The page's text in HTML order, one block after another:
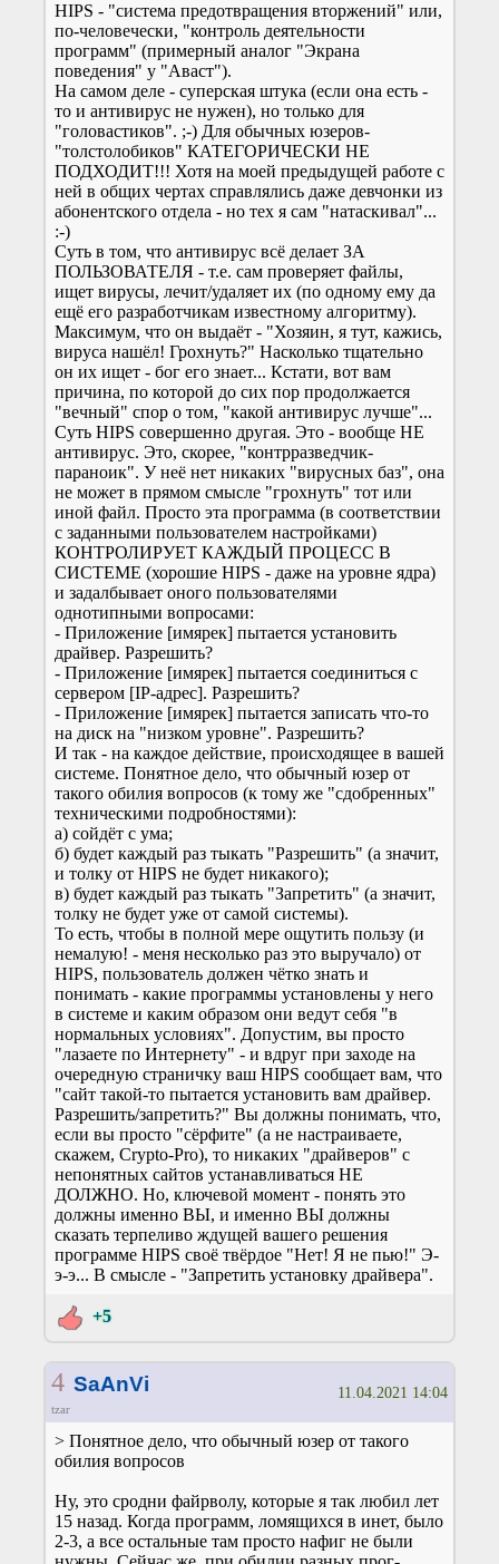
HIPS - "система предотвращения вторжений" или,
по-человечески, "контроль деятельности
программ" (примерный аналог "Экрана
поведения" у "Аваст").
На самом деле - суперская штука (если она есть -
то и антивирус не нужен), но только для
"головастиков". ;-) Для обычных юзеров-
"толстолобиков" КАТЕГОРИЧЕСКИ НЕ
ПОДХОДИТ!!! Хотя на моей предыдущей работе с
ней в общих чертах справлялись даже девчонки из
абонентского отдела - но тех я сам "натаскивал"...
:-)
Суть в том, что антивирус всё делает ЗА
ПОЛЬЗОВАТЕЛЯ - т.е. сам проверяет файлы,
ищет вирусы, лечит/удаляет их (по одному ему да
ещё его разработчикам известному алгоритму).
Максимум, что он выдаёт - "Хозяин, я тут, кажись,
вируса нашёл! Грохнуть?" Насколько тщательно
он их ищет - бог его знает... Кстати, вот вам
причина, по которой до сих пор продолжается
"вечный" спор о том, "какой антивирус лучше"...
Суть HIPS совершенно другая. Это - вообще НЕ
антивирус. Это, скорее, "контрразведчик-
параноик". У неё нет никаких "вирусных баз", она
не может в прямом смысле "грохнуть" тот или
иной файл. Просто эта программа (в соответствии
с заданными пользователем настройками)
КОНТРОЛИРУЕТ КАЖДЫЙ ПРОЦЕСС В
СИСТЕМЕ (хорошие HIPS - даже на уровне ядра)
и задалбывает оного пользователями
однотипными вопросами:
- Приложение [имярек] пытается установить
драйвер. Разрешить?
- Приложение [имярек] пытается соединиться с
сервером [IP-адрес]. Разрешить?
- Приложение [имярек] пытается записать что-то
на диск на "низком уровне". Разрешить?
И так - на каждое действие, происходящее в вашей
системе. Понятное дело, что обычный юзер от
такого обилия вопросов (к тому же "сдобренных"
техническими подробностями):
а) сойдёт с ума;
б) будет каждый раз тыкать "Разрешить" (а значит,
и толку от HIPS не будет никакого);
в) будет каждый раз тыкать "Запретить" (а значит,
толку не будет уже от самой системы).
То есть, чтобы в полной мере ощутить пользу (и
немалую! - меня несколько раз это выручало) от
HIPS, пользователь должен чётко знать и
понимать - какие программы установлены у него
в системе и каким образом они ведут себя "в
нормальных условиях". Допустим, вы просто
"лазаете по Интернету" - и вдруг при заходе на
очередную страничку ваш HIPS сообщает вам, что
"сайт такой-то пытается установить вам драйвер.
Разрешить/запретить?" Вы должны понимать, что,
если вы просто "сёрфите" (а не настраиваете,
скажем, Crypto-Pro), то никаких "драйверов" с
непонятных сайтов устанавливаться НЕ
ДОЛЖНО. Но, ключевой момент - понять это
должны именно ВЫ, и именно ВЫ должны
сказать терпеливо ждущей вашего решения
программе HIPS своё твёрдое "Нет! Я не пью!" Э-
э-э... В смысле - "Запретить установку драйвера".
+5
4 SaAnVi
tzar
11.04.2021 14:04
> Понятное дело, что обычный юзер от такого
обилия вопросов
Ну, это сродни файрволу, которые я так любил лет
15 назад. Когда программ, ломящихся в инет, было
2-3, а все остальные там просто нафиг не были